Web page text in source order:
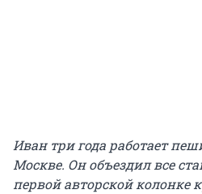
Иван три года работает
Москве. Он объездил все
первой авторской колонке